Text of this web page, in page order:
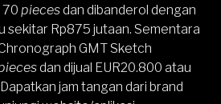
70 piecesdan dibanderol dengan
sekitar Rp875 jutaan. Sementara
GMT Sketch
dan dijual EUR20.800 atau
jam tangan dari brand